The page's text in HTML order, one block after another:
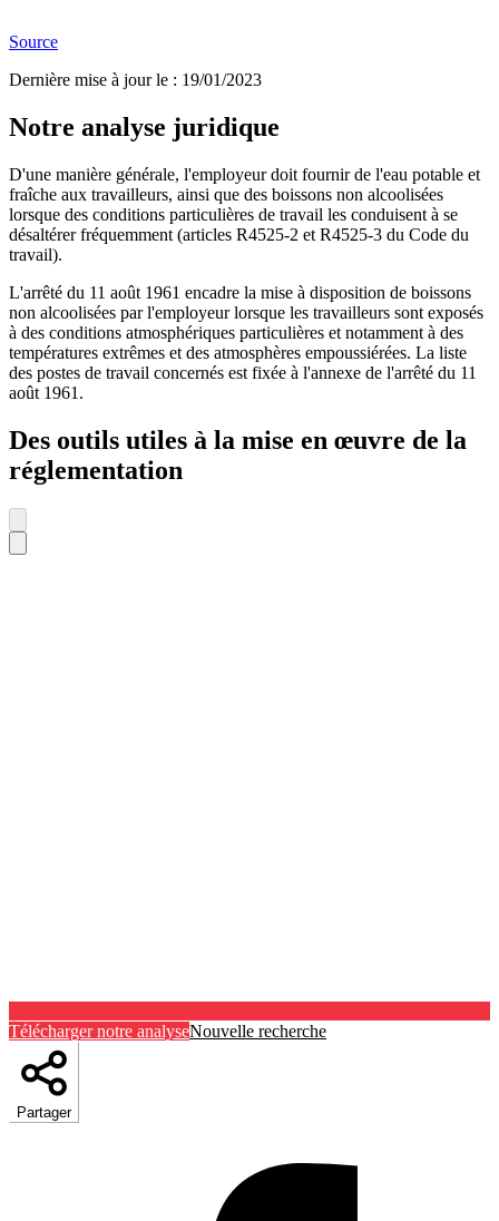
Source
Dernière mise à jour le : 19/01/2023
Notre analyse juridique
D'une manière générale, l'employeur doit fournir de l'eau potable et
fraîche aux travailleurs, ainsi que des boissons non alcoolisées
lorsque des conditions particulières de travail les conduisent à se
désaltérer fréquemment (articles R4525-2 et R4525-3 du Code du
travail).
L'arrêté du 11 août 1961 encadre la mise à disposition de boissons
non alcoolisées par l'employeur lorsque les travailleurs sont exposés
à des conditions atmosphériques particulières et notamment à des
températures extrêmes et des atmosphères empoussiérées. La liste
des postes de travail concernés est fixée à l'annexe de l'arrêté du 11
août 1961.
Des outils utiles à la mise en œuvre de la
réglementation
Télécharger notre analyseNouvelle recherche
Partager